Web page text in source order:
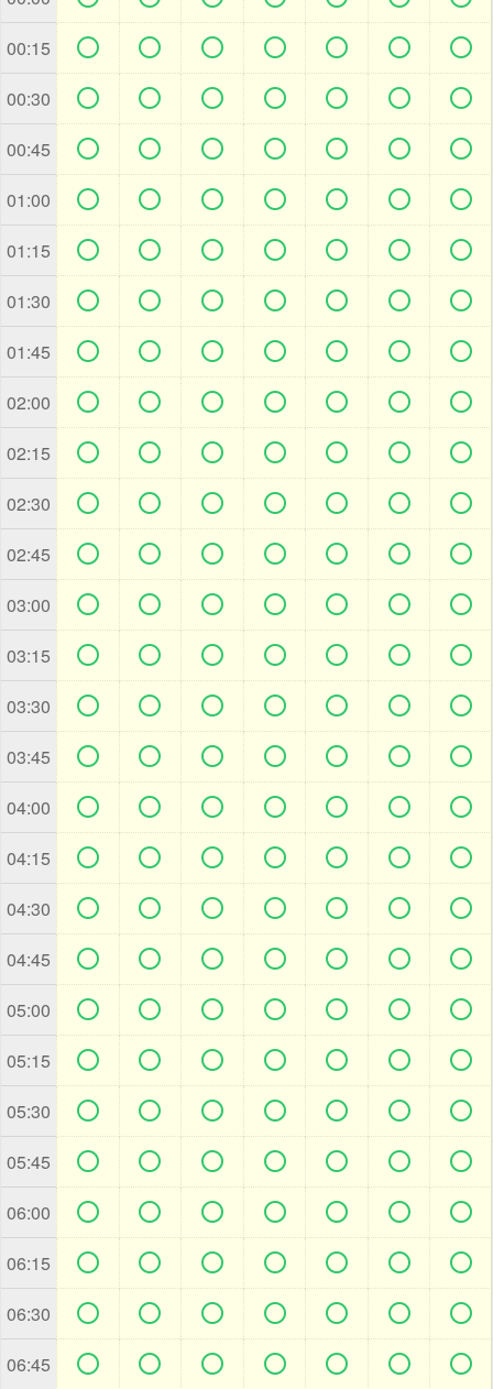
00:15       
00:30       
00:45       
01:00       
01:15       
01:30       
01:45       
02:00       
02:15       
02:30       
02:45       
03:00       
03:15       
03:30       
03:45       
04:00       
04:15       
04:30       
04:45       
05:00       
05:15       
05:30       
05:45       
06:00       
06:15       
06:30       
06:45       